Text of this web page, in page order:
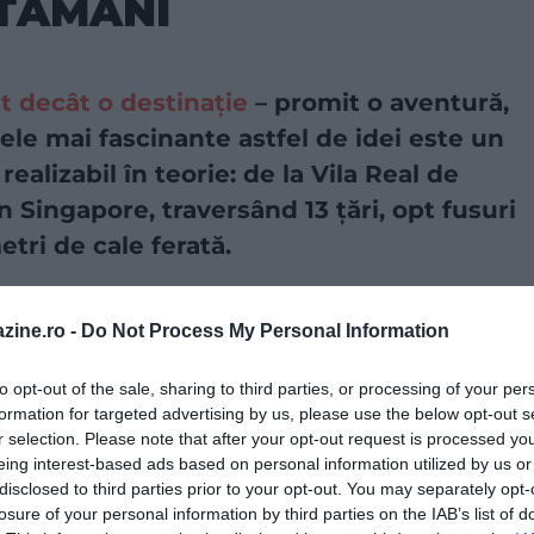
- Do Not Process My Personal Information
opt-out of the sale, sharing to third parties, or processing of your
for targeted advertising by us, please use the below opt-out
selection. Please note that after your opt-out request is processed
interest-based ads based on personal information utilized by us
to third parties prior to your opt-out. You may separately
of your personal information by third parties on the IAB’s list of
decât o destinație – promit o aventură,
mai fascinante astfel de idei este un
în teorie: de la Vila Real de
Singapore, traversând 13 țări, opt fusuri
de cale ferată.
sursă preferată în Căutarea Google!
itinerariu monumental ar putea fi parcurs, teoretic,
perfecte și fără întreruperi semnificative. Însă, până
integrală. Deși, conform publicațieiExpress,
–în special după inaugurarea căii ferate
în rețeaua din Asia de Sud-Est – o serie de